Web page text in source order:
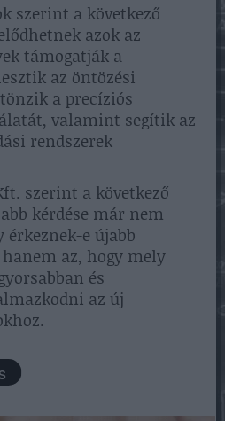
szerint a következő
azok az
támogatják a
az öntözési
a precíziós
valamint segítik az
rendszerek
szerint a következő
kérdése már nem
érkeznek-e újabb
az, hogy mely
és
az új